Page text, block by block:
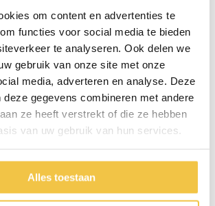
om content en advertenties te
functies voor social media te bieden
te analyseren. Ook delen we
gebruik van onze site met onze
media, adverteren en analyse. Deze
deze gegevens combineren met andere
ze heeft verstrekt of die ze hebben
van uw gebruik van hun services.
Alles toestaan
54 cm
die om het lichaam afsluit
Start chat